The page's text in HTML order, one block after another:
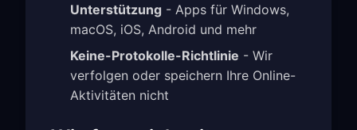
Unterstützung - Apps für Windows,
macOS, iOS, Android und mehr
Keine-Protokolle-Richtlinie - Wir
verfolgen oder speichern Ihre Online-
Aktivitäten nicht